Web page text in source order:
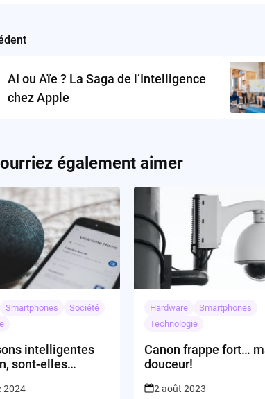
AI ou Aïe ? La Saga de l’Intelligence
chez Apple
également aimer
Smartphones
Société
intelligentes
sont-elles
2024
Hardware
Smartphones
Technologie
Canon frappe fort…
douceur!
2 août 2023